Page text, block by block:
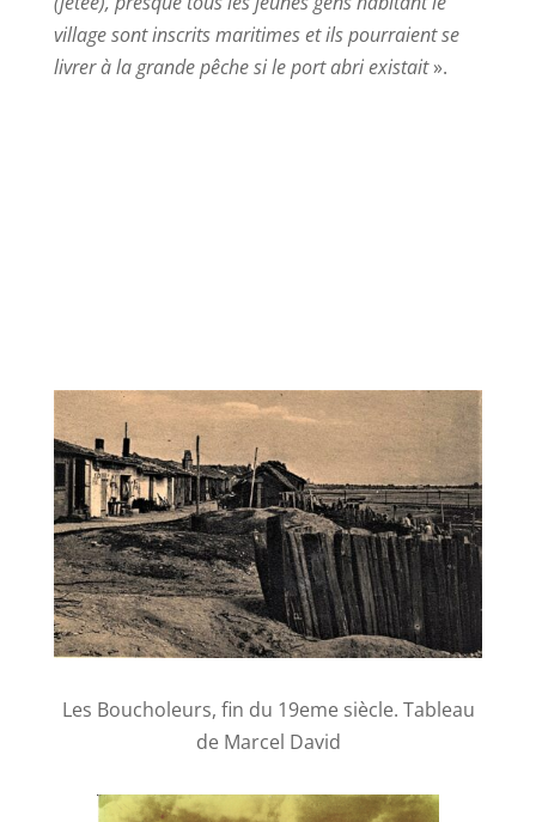
village sont inscrits maritimes et ils pourraient se
livrer à la grande pêche si le port abri existait».
Les Boucholeurs, fin du 19eme siècle. Tableau
de Marcel David